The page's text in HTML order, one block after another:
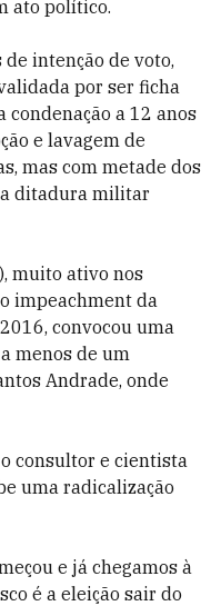
ato político.
intenção de voto,
por ser ficha
a 12 anos
e lavagem de
mas com metade dos
ditadura militar
muito ativo nos
impeachment da
convocou uma
menos de um
Andrade, onde
consultor e cientista
uma radicalização
e já chegamos à
é a eleição sair do